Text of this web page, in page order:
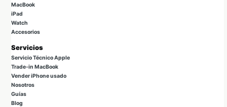
MacBook
iPad
Watch
Accesorios
Servicios
Servicio Técnico Apple
Trade-in MacBook
Vender iPhone usado
Nosotros
Guías
Blog